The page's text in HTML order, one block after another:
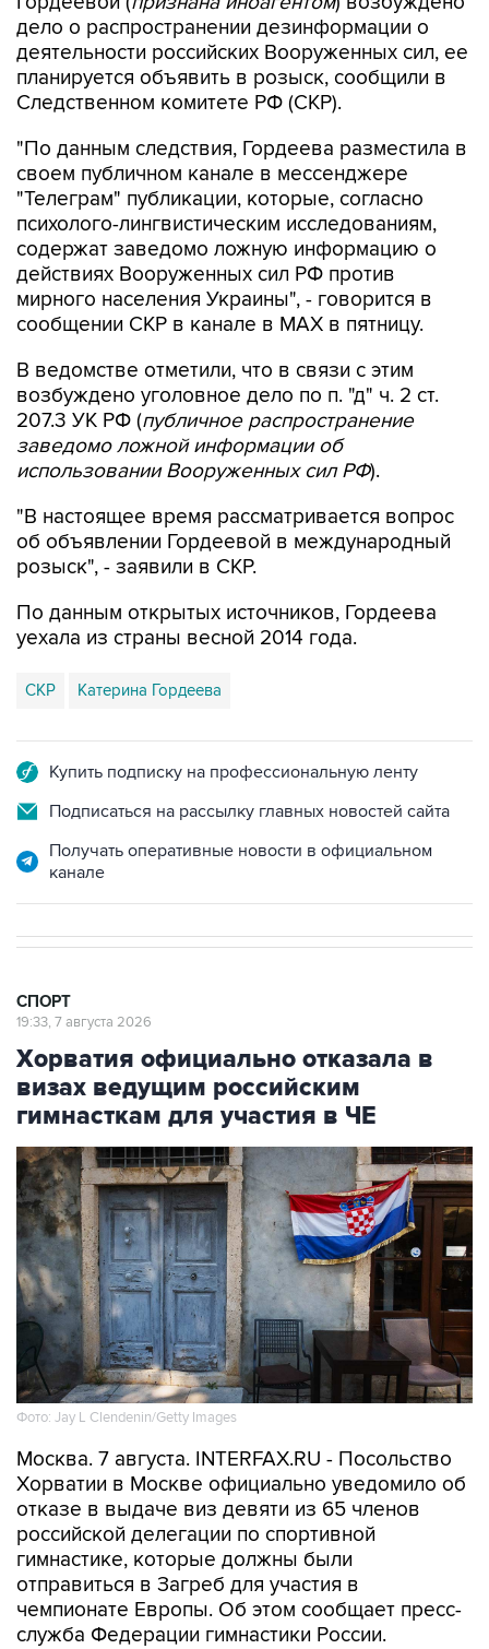
дело о распространении дезинформации о
деятельности российских Вооруженных сил, ее
планируется объявить в розыск, сообщили в
Следственном комитете РФ (СКР).
"По данным следствия, Гордеева разместила в
своем публичном канале в мессенджере
"Телеграм" публикации, которые, согласно
психолого-лингвистическим исследованиям,
содержат заведомо ложную информацию о
действиях Вооруженных сил РФ против
мирного населения Украины", - говорится в
сообщении СКР в канале в MAX в пятницу.
В ведомстве отметили, что в связи с этим
возбуждено уголовное дело по п. "д" ч. 2 ст.
207.3 УК РФ (публичное распространение
заведомо ложной информации об
использовании Вооруженных сил РФ).
"В настоящее время рассматривается вопрос
об объявлении Гордеевой в международный
розыск", - заявили в СКР.
По данным открытых источников, Гордеева
уехала из страны весной 2014 года.
СКР Катерина Гордеева
Купить подписку на профессиональную ленту
Подписаться на рассылку главных новостей сайта
Получать оперативные новости в официальном
канале
СПОРТ
19:33, 7 августа 2026
Хорватия официально отказала в
визах ведущим российским
гимнасткам для участия в ЧЕ
Фото: Jay L Clendenin/Getty Images
Москва. 7 августа. INTERFAX.RU - Посольство
Хорватии в Москве официально уведомило об
отказе в выдаче виз девяти из 65 членов
российской делегации по спортивной
гимнастике, которые должны были
отправиться в Загреб для участия в
чемпионате Европы. Об этом сообщает пресс-
служба Федерации гимнастики России.